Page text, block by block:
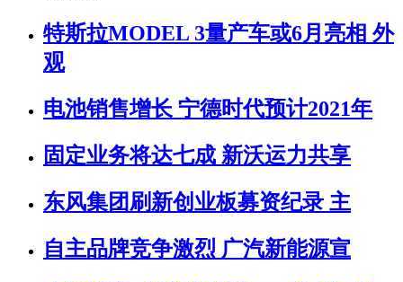
特斯拉MODEL 3量产车或6月亮相 外
观
电池销售增长 宁德时代预计2021年
固定业务将达七成 新沃运力共享
东风集团刷新创业板募资纪录 主
自主品牌竞争激烈 广汽新能源宣